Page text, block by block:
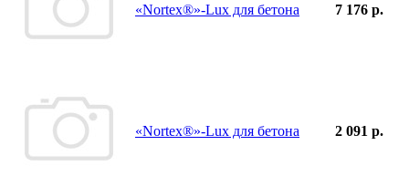
«Nortex®»-Lux для бетона 7 176 р.
«Nortex®»-Lux для бетона 2 091 р.